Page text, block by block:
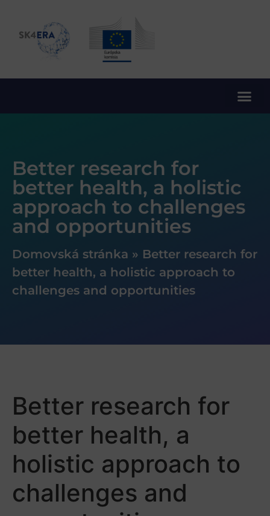
Better research for
better health, a holistic
approach to challenges
and opportunities
Domovská stránka » Better research for
better health, a holistic approach to
challenges and opportunities
Better research for
better health, a
holistic approach to
challenges and